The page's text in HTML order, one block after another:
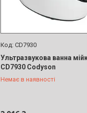
СD7930
Ультразвукова ванна
СD7930 Codyson
Немає в наявності
+380 (98) 902-01-17